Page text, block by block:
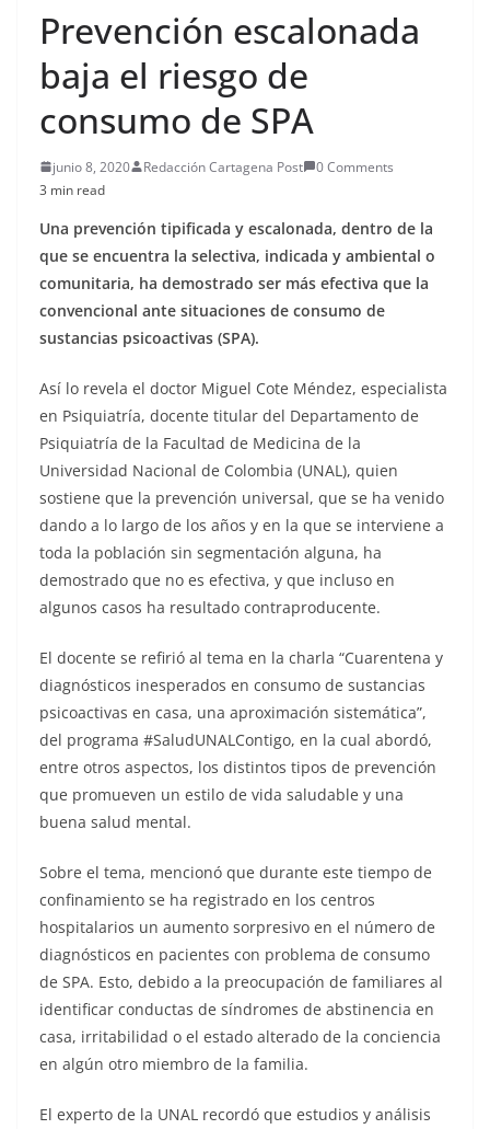
Prevención escalonada
baja el riesgo de
consumo de SPA
junio 8, 2020 Redacción Cartagena Post
0 Comments
3 min read
Una prevención tipificada y escalonada, dentro de la
que se encuentra la selectiva, indicada y ambiental o
comunitaria, ha demostrado ser más efectiva que la
convencional ante situaciones de consumo de
sustancias psicoactivas (SPA).
Así lo revela el doctor Miguel Cote Méndez, especialista
en Psiquiatría, docente titular del Departamento de
Psiquiatría de la Facultad de Medicina de la
Universidad Nacional de Colombia (UNAL), quien
sostiene que la prevención universal, que se ha venido
dando a lo largo de los años y en la que se interviene a
toda la población sin segmentación alguna, ha
demostrado que no es efectiva, y que incluso en
algunos casos ha resultado contraproducente.
El docente se refirió al tema en la charla “Cuarentena y
diagnósticos inesperados en consumo de sustancias
psicoactivas en casa, una aproximación sistemática”,
del programa #SaludUNALContigo, en la cual abordó,
entre otros aspectos, los distintos tipos de prevención
que promueven un estilo de vida saludable y una
buena salud mental.
Sobre el tema, mencionó que durante este tiempo de
confinamiento se ha registrado en los centros
hospitalarios un aumento sorpresivo en el número de
diagnósticos en pacientes con problema de consumo
de SPA. Esto, debido a la preocupación de familiares al
identificar conductas de síndromes de abstinencia en
casa, irritabilidad o el estado alterado de la conciencia
en algún otro miembro de la familia.
El experto de la UNAL recordó que estudios y análisis